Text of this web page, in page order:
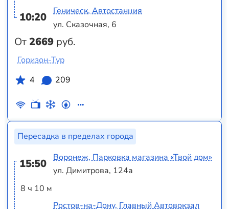
10:20
От2669 руб.
Геническ, Автостанция
ул. Сказочная, 6
Горизон-Тур
4
209
Пересадка в пределах города
15:50
8 ч 10 м
Воронеж, Парковка магазина «Твой дом»
ул. Димитрова, 124а
Ростов-на-Дону, Главный Автовокзал